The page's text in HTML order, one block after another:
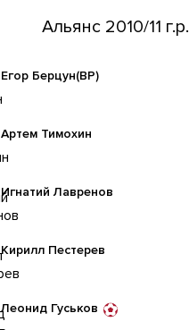
Альянс 2010/11 г.р.
Егор Берцун(ВР)
Артем Тимохин
Игнатий Лавренов
Кирилл Пестерев
Леонид Гуськов